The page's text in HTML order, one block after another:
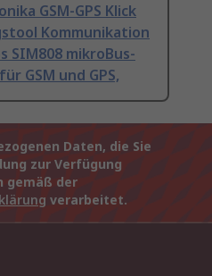
GSM-GPS Klick
Kommunikation
SIM808 mikroBus-
GSM und GPS,
Daten, die Sie
zur Verfügung
gemäß der
verarbeitet.